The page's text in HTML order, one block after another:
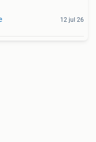
12 jul 26